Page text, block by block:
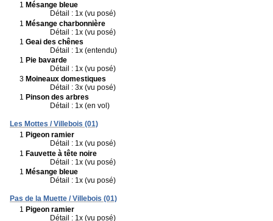
1 Mésange bleue
Détail : 1x (vu posé)
1 Mésange charbonnière
Détail : 1x (vu posé)
1 Geai des chênes
Détail : 1x (entendu)
1 Pie bavarde
Détail : 1x (vu posé)
3 Moineaux domestiques
Détail : 3x (vu posé)
1 Pinson des arbres
Détail : 1x (en vol)
Les Mottes / Villebois (01)
1 Pigeon ramier
Détail : 1x (vu posé)
1 Fauvette à tête noire
Détail : 1x (vu posé)
1 Mésange bleue
Détail : 1x (vu posé)
Pas de la Muette / Villebois (01)
1 Pigeon ramier
Détail : 1x (vu posé)